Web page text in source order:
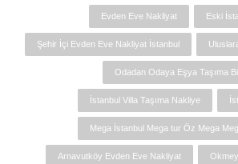
Eski
Evden Eve Nakliyat
Şehir İçi Evden Eve Nakliyat İstanbul
Odadan Odaya Eşya Taşıma
İstanbul Villa Taşıma Nakliye
Mega İstanbul Mega tur Öz Mega
Arnavutköy Evden Eve Nakliyat